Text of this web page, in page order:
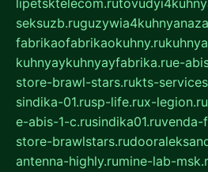
seksuzb.ru
fabrikaofabrikaokuhny.ru
kuhnyaykuhnyayfabrika.rue-
store-brawl-stars.rukts-
sindika-01.rusp-life.rux-legion.ru
e-abis-1-c.rusindika01.ruvenda-
store-brawlstars.ru
antenna-highly.rumine-lab-